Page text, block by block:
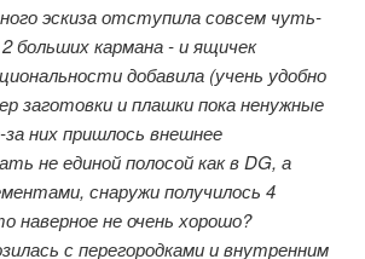
эскиза отступила совсем чуть-
больших кармана - и ящичек
добавила (учень удобно
заготовки и плашки пока ненужные
них пришлось внешнее
не единой полосой как в DG, а
снаружи получилось 4
наверное не очень хорошо?
с перегородками и внутренним